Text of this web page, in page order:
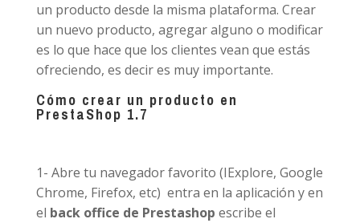
un producto desde la misma plataforma. Crear
un nuevo producto, agregar alguno o modificar
es lo que hace que los clientes vean que estás
ofreciendo, es decir es muy importante.
Cómo crear un producto en
PrestaShop 1.7
1- Abre tu navegador favorito (IExplore, Google
Chrome, Firefox, etc) entra en la aplicación y en
el back office de Prestashop escribe el